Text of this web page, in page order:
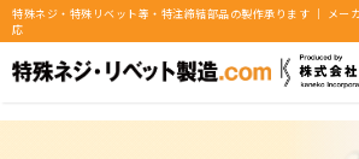
特殊ネジ・特殊リベット等・特注締結部品の製作承ります ｜ メー
応